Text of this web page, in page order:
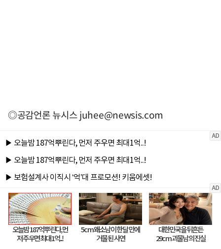
◎공감언론 뉴시스juhee@newsis.com